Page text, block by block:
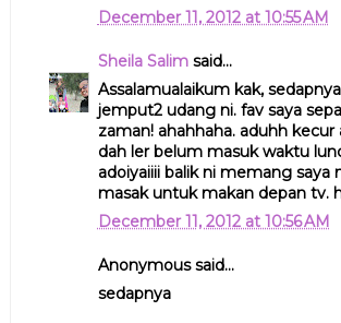
December 11, 2012 at 10:55 AM
Sheila Salimsaid...
Assalamualaikum kak,
jemput2 udang ni. fav saya
zaman! ahahhaha. aduhh kecur
dah ler belum masuk waktu
adoiyaiiii balik ni memang saya
masak untuk makan depan tv.
December 11, 2012 at 10:56 AM
Anonymous said...
sedapnya